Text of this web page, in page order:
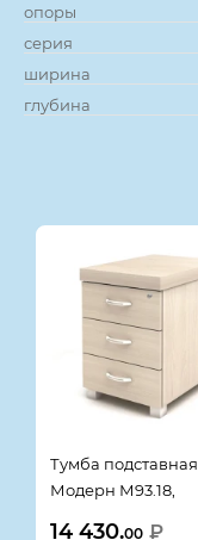
опоры
серия
ширина
глубина
Тумба подставная
Модерн М93.18,
14 430.00 ₽